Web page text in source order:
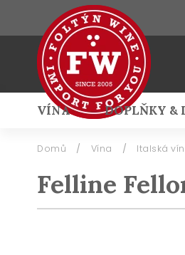
VÍNA DOPLŇKY &
Přihlášení
Domů / Vína / Italská
Felline